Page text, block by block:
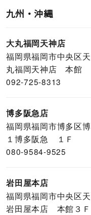
九州・沖縄
大丸福岡天神店
福岡県福岡市中央区
丸福岡天神店 本館
092-725-8313
博多阪急店
福岡県福岡市博多区
１博多阪急 １Ｆ
080-9584-9525
岩田屋本店
福岡県福岡市中央区
岩田屋本店 本館３Ｆ